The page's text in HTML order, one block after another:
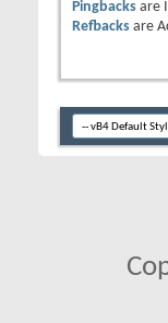
Pingbacks are
Refbacks are